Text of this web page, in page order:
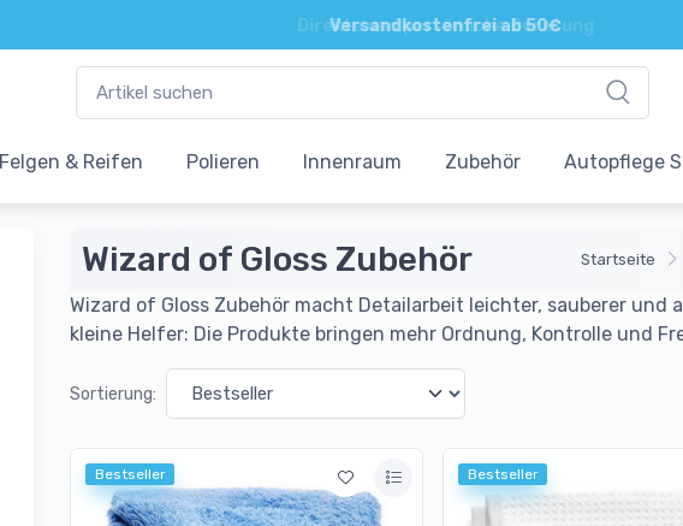
Direkte und persönliche Beratung
Felgen & Reifen Polieren Innenraum Zubehör Autopflege
Wizard of Gloss Zubehör Startseite
Wizard of Gloss Zubehör macht Detailarbeit leichter, sauberer und
kleine Helfer: Die Produkte bringen mehr Ordnung, Kontrolle und
Sortierung:
Bestseller Bestseller